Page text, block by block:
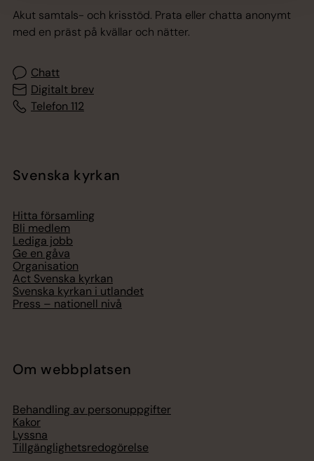
Akut samtals- och krisstöd. Prata eller chatta anonymt
med en präst på kvällar och nätter.
Chatt
Digitalt brev
Telefon 112
Svenska kyrkan
Hitta församling
Bli medlem
Lediga jobb
Ge en gåva
Organisation
Act Svenska kyrkan
Svenska kyrkan i utlandet
Press – nationell nivå
Om webbplatsen
Behandling av personuppgifter
Kakor
Lyssna
Tillgänglighetsredogörelse